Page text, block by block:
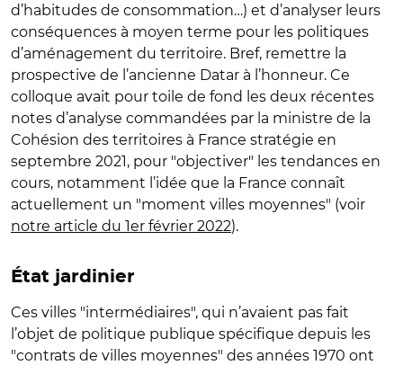
d’habitudes de consommation…) et d’analyser leurs
conséquences à moyen terme pour les politiques
d’aménagement du territoire. Bref, remettre la
prospective de l’ancienne Datar à l’honneur. Ce
colloque avait pour toile de fond les deux récentes
notes d’analyse commandées par la ministre de la
Cohésion des territoires à France stratégie en
septembre 2021, pour "objectiver" les tendances en
cours, notamment l’idée que la France connaît
actuellement un "moment villes moyennes" (voir
notre article du 1er février 2022).
État jardinier
Ces villes "intermédiaires", qui n’avaient pas fait
l’objet de politique publique spécifique depuis les
"contrats de villes moyennes" des années 1970 ont